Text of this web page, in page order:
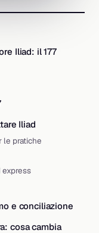
Iliad: il 177
Iliad
le pratiche
express
e conciliazione
cosa cambia